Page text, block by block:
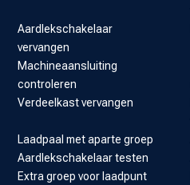
Aardlekschakelaar
vervangen
Machineaansluiting
controleren
Verdeelkast vervangen
Laadpaal met aparte groep
Aardlekschakelaar testen
Extra groep voor laadpunt